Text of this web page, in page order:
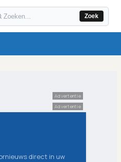
Zoek
Advertentie
Advertentie
direct in uw